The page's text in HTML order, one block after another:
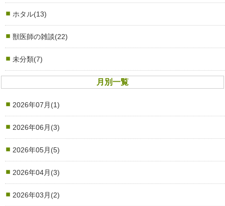
ホタル(13)
獣医師の雑談(22)
未分類(7)
月別一覧
2026年07月(1)
2026年06月(3)
2026年05月(5)
2026年04月(3)
2026年03月(2)